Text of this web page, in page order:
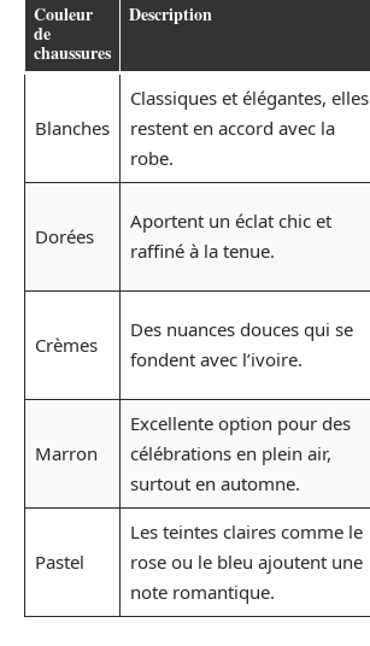
Couleur
de
chaussures
Description
Blanches
Classiques et élégantes, elles
restent en accord avec la
robe.
Dorées
Aportent un éclat chic et
raffiné à la tenue.
Crèmes
Des nuances douces qui se
fondent avec l’ivoire.
Marron
Excellente option pour des
célébrations en plein air,
surtout en automne.
Pastel
Les teintes claires comme le
rose ou le bleu ajoutent une
note romantique.